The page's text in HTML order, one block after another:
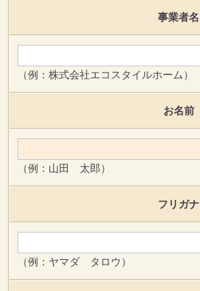
事業者名
（例：株式会社エコスタイルホーム）
お名前
（例：山田 太郎）
フリガナ
（例：ヤマダ タロウ）